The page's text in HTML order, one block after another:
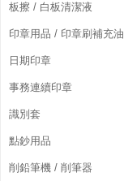
板擦 / 白板清潔液
印章用品 / 印章刷補充油
日期印章
事務連續印章
識別套
點鈔用品
削鉛筆機 / 削筆器